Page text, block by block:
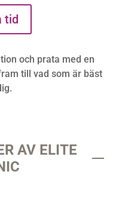
tid
och prata med en
till vad som är bäst
AV ELITE